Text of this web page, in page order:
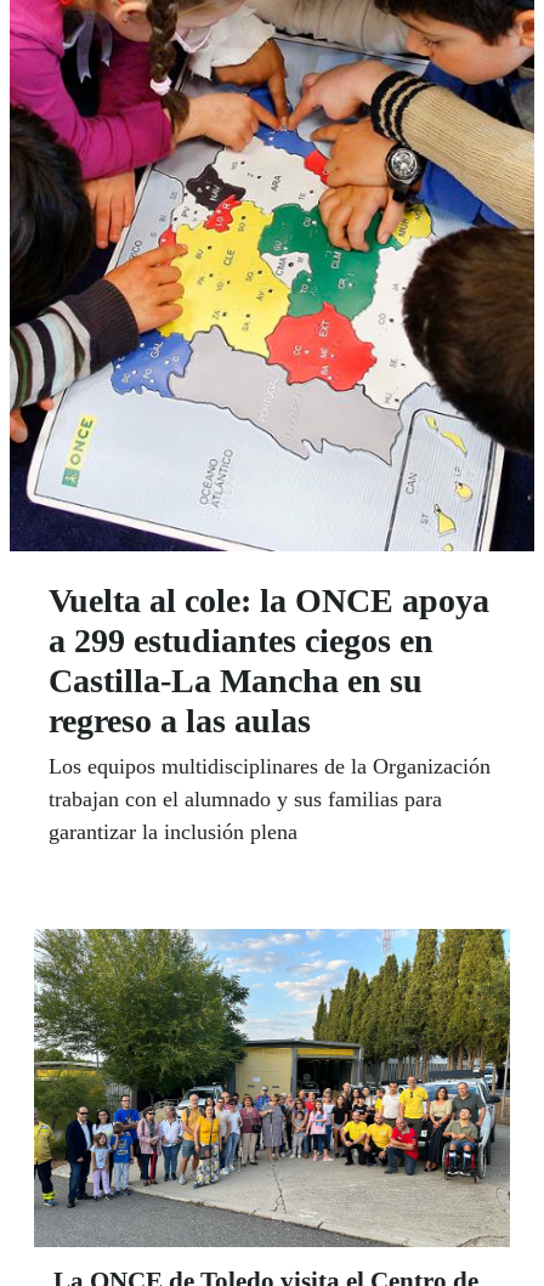
Vuelta al cole: la ONCE apoya
a 299 estudiantes ciegos en
Castilla-La Mancha en su
regreso a las aulas
Los equipos multidisciplinares de la Organización
trabajan con el alumnado y sus familias para
garantizar la inclusión plena